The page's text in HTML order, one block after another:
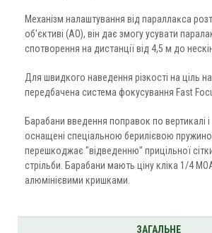
Механізм налаштування від пapaллaĸca
об'єктиві (АО), він дає змогу усувати
спотворення на дистанції від 4,5 м до
Для швидкого наведення різкості на ціль
передбачена система фокусування Fast
Барабани введення поправок по вертикалі і
оснащені спеціальною берилієвою
перешкоджає "відведенню" прицільної
стрільби. Барабани мають ціну кліка 1/4 МОА
алюмінієвими кришками.
ЗАГАЛЬНЕ